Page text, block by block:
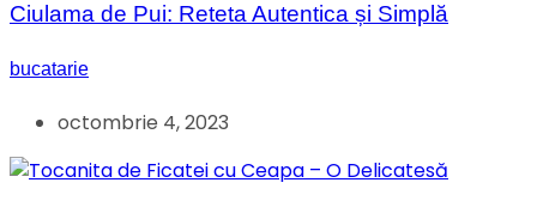
Ciulama de Pui: Reteta Autentica și Simplă
bucatarie
octombrie 4, 2023